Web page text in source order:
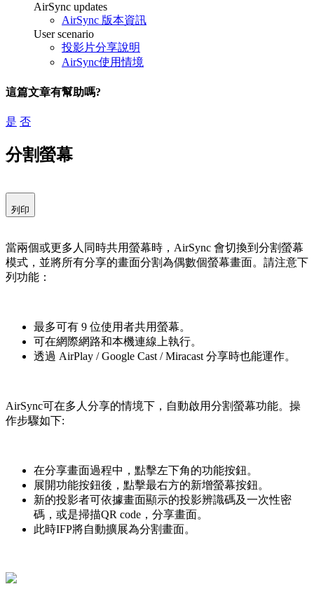
AirSync updates
AirSync 版本資訊
User scenario
投影片分享說明
AirSync使用情境
這篇文章有幫助嗎?
是 否
分割螢幕
列印
當兩個或更多人同時共用螢幕時，AirSync 會切換到分割螢幕
模式，並將所有分享的畫面分割為偶數個螢幕畫面。請注意下
列功能：
最多可有 9 位使用者共用螢幕。
可在網際網路和本機連線上執行。
透過 AirPlay / Google Cast / Miracast 分享時也能運作。
AirSync可在多人分享的情境下，自動啟用分割螢幕功能。操
作步驟如下:
在分享畫面過程中，點擊左下角的功能按鈕。
展開功能按鈕後，點擊最右方的新增螢幕按鈕。
新的投影者可依據畫面顯示的投影辨識碼及一次性密
碼，或是掃描QR code，分享畫面。
此時IFP將自動擴展為分割畫面。